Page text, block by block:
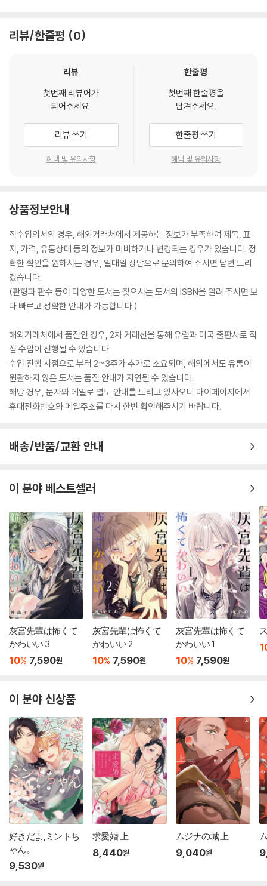
리뷰/한줄평 0
리뷰
첫번째 리뷰어가
되어주세요.
리뷰 쓰기
혜택 및 유의사항
한줄평
첫번째 한줄평을
남겨주세요.
한줄평 쓰기
혜택 및 유의사항
상품정보안내
직수입외서의 경우, 해외거래처에서 제공하는 정보가 부족하여 제목, 표
지, 가격, 유통상태 등의 정보가 미비하거나 변경되는 경우가 있습니다. 정
확한 확인을 원하시는 경우, 일대일 상담으로 문의하여 주시면 답변 드리
겠습니다.
(판형과 판수 등이 다양한 도서는 찾으시는 도서의 ISBN을 알려 주시면 보
다 빠르고 정확한 안내가 가능합니다.)
해외거래처에서 품절인 경우, 2차 거래선을 통해 유럽과 미국 출판사로 직
접 수입이 진행될 수 있습니다.
수입 진행 시점으로 부터 2~3주가 추가로 소요되며, 해외에서도 유통이
원활하지 않은 도서는 품절 안내가 지연될 수 있습니다.
해당 경우, 문자와 메일로 별도 안내를 드리고 있사오니 마이페이지에서
휴대전화번호와 메일주소를 다시 한번 확인해주시기 바랍니다.
배송/반품/교환 안내
이 분야 베스트셀러
灰宮先輩は怖くて
かわいい 3
10% 7,590원
灰宮先輩は怖くて
かわいい 2
10% 7,590원
灰宮先輩は怖くて
かわいい 1
10% 7,590원
이 분야 신상품
好きだよ,ミントち
ゃん。
9,530원
求愛婚 上
8,440원
ムジナの城 上
9,040원